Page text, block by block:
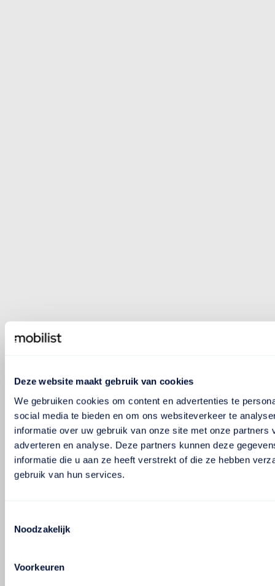
Deze website maakt gebruik van cookies
We gebruiken cookies om content en advertenties te
social media te bieden en om ons websiteverkeer te
informatie over uw gebruik van onze site met onze partners
adverteren en analyse. Deze partners kunnen deze
informatie die u aan ze heeft verstrekt of die ze hebben
gebruik van hun services.
Noodzakelijk
Voorkeuren